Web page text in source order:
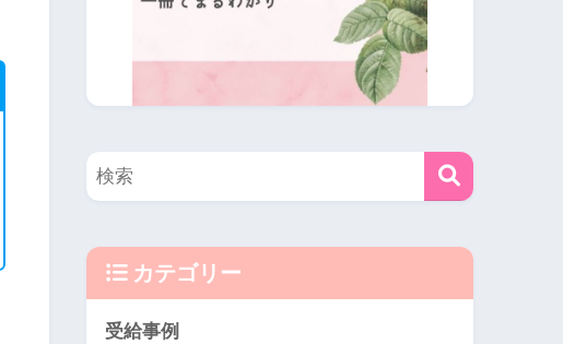
カテゴリー
受給事例